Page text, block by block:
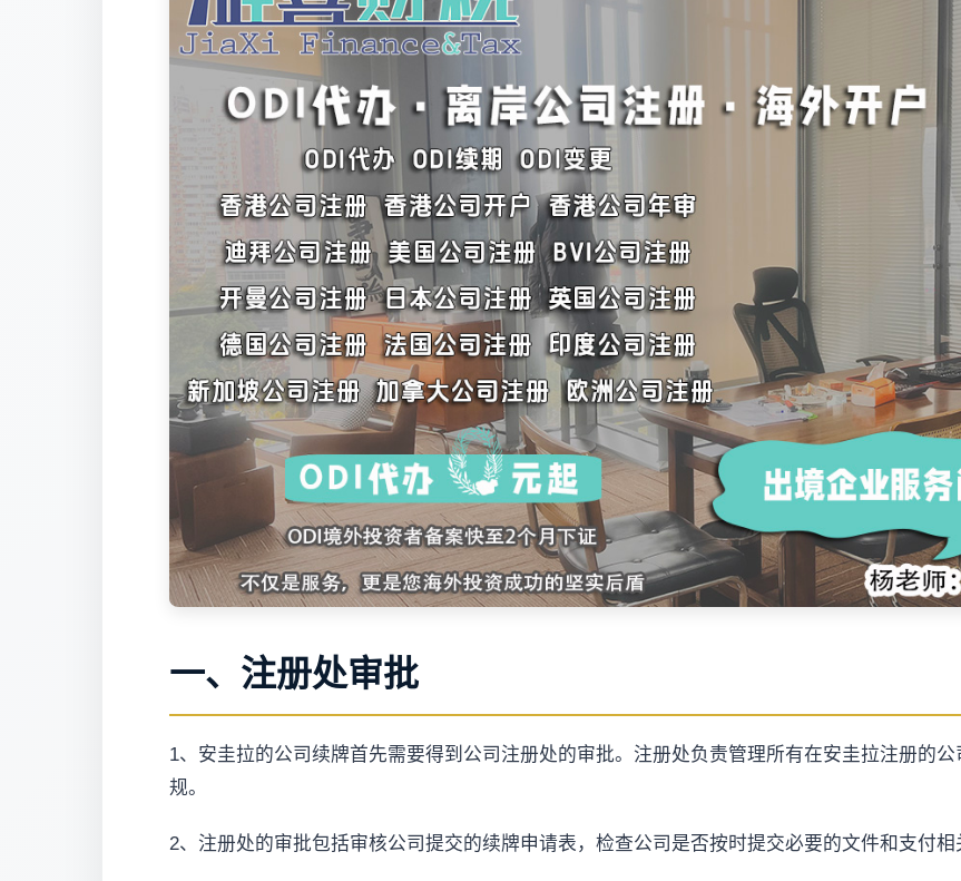
一、注册处审批
1、安圭拉的公司续牌首先需要得到公司注册处的审批。注册处负责管理所有在安圭拉注册的
规。
2、注册处的审批包括审核公司提交的续牌申请表，检查公司是否按时提交必要的文件和支付相